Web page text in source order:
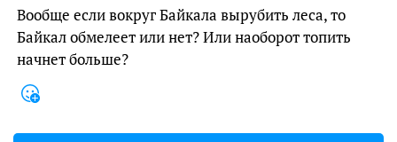
Вообще если вокруг Байкала вырубить леса, то
Байкал обмелеет или нет? Или наоборот топить
начнет больше?